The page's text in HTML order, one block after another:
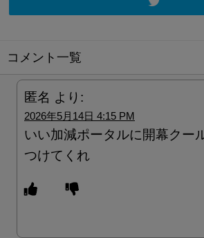
コメント一覧
匿名 より:
2026年5月14日 4:15 PM
いい加減ポータルに開幕クー
つけてくれ